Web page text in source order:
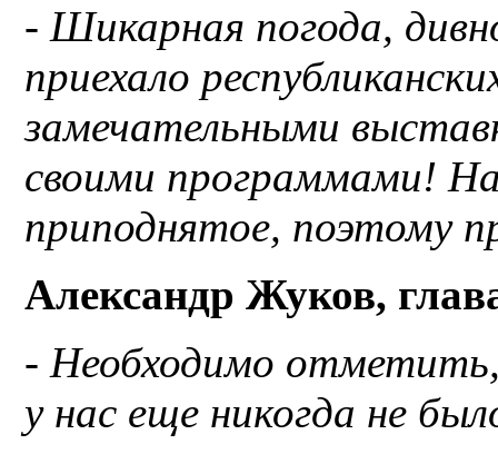
- Шикарная погода,
приехало
замечательными
своими программами!
приподнятое, поэтому
Александр Жуков,
- Необходимо
у нас еще никогда не